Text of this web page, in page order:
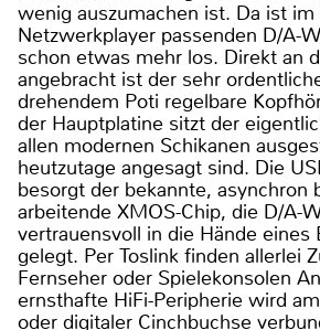
wenig auszumachen ist. Da ist
Netzwerkplayer passenden D/A-
schon etwas mehr los. Direkt an
angebracht ist der sehr
drehendem Poti regelbare
der Hauptplatine sitzt der
allen modernen Schikanen
heutzutage angesagt sind. Die
besorgt der bekannte, asynchron
arbeitende XMOS-Chip, die D/A-
vertrauensvoll in die Hände eines
gelegt. Per Toslink finden allerlei
Fernseher oder Spielekonsolen
ernsthafte HiFi-Peripherie wird
oder digitaler Cinchbuchse